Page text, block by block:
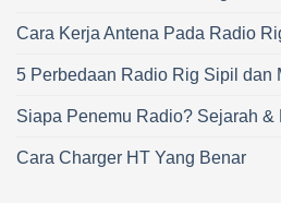
Cara Kerja Antena Pada Radio
5 Perbedaan Radio Rig Sipil dan
Siapa Penemu Radio? Sejarah &
Cara Charger HT Yang Benar